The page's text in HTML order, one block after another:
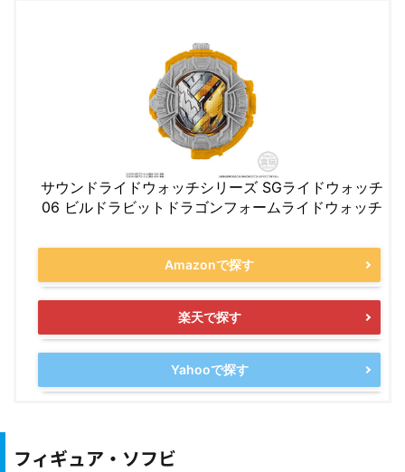
サウンドライドウォッチシリーズ SGライドウォッチ
06 ビルドラビットドラゴンフォームライドウォッチ
Amazonで探す
楽天で探す
Yahooで探す
フィギュア・ソフビ